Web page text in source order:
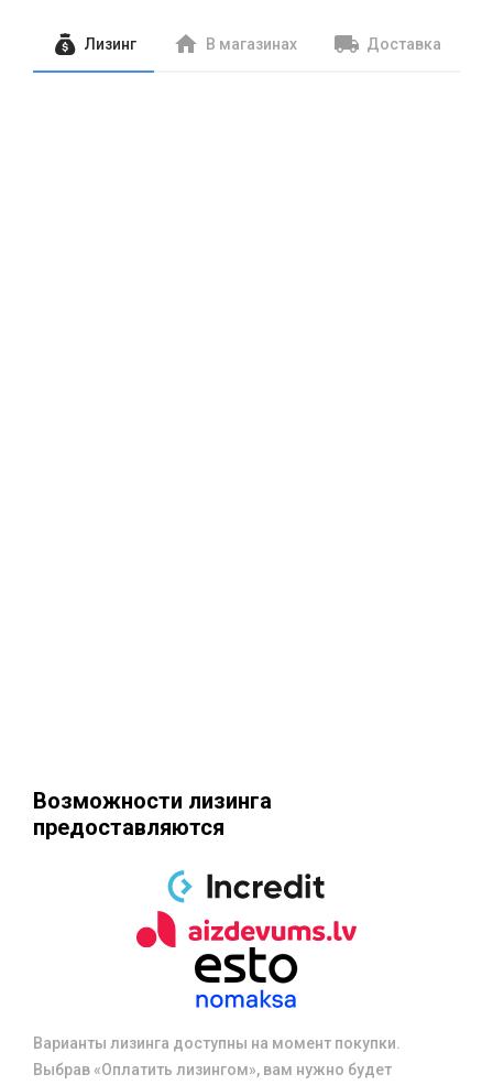
Лизинг В магазинах Доставка
Возможности лизинга
предоставляются
Варианты лизинга доступны на момент покупки.
Выбрав «Оплатить лизингом», вам нужно будет